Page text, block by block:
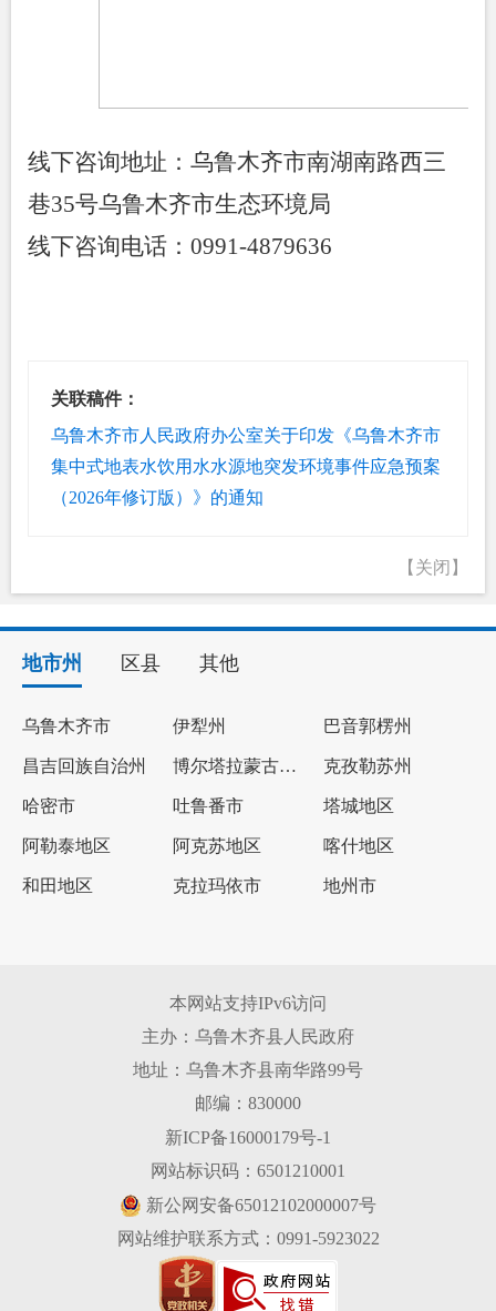
线下咨询地址：乌鲁木齐市南湖南路西三
巷35号乌鲁木齐市生态环境局
线下咨询电话： 0991-4879636
关联稿件：
乌鲁木齐市人民政府办公室关于印发《乌鲁木齐市
集中式地表水饮用水水源地突发环境事件应急预案
（2026年修订版）》的通知
【关闭】
地市州 区县 其他
乌鲁木齐市 伊犁州 巴音郭楞州
昌吉回族自治州 博尔塔拉蒙古自治州 克孜勒苏州
哈密市 吐鲁番市 塔城地区
阿勒泰地区 阿克苏地区 喀什地区
和田地区 克拉玛依市 地州市
本网站支持IPv6访问
主办：乌鲁木齐县人民政府
地址：乌鲁木齐县南华路99号
邮编：830000
新ICP备16000179号-1
网站标识码：6501210001
新公网安备65012102000007号
网站维护联系方式：0991-5923022